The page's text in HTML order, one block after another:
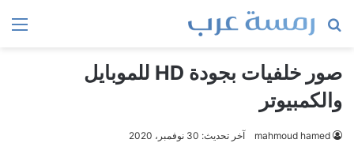
بحث
صور خلفيات بجودة HD للموبايل
والكمبيوتر
mahmoud hamed آخر تحديث: 30 نوفمبر، 2020